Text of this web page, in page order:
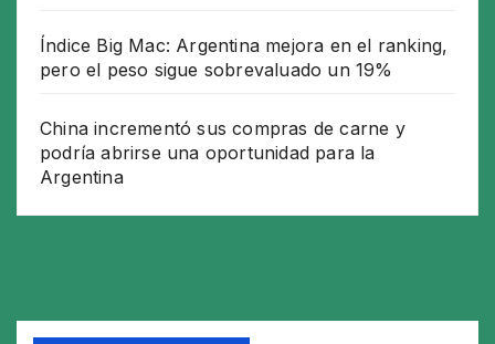
Índice Big Mac: Argentina mejora en el ranking,
pero el peso sigue sobrevaluado un 19%
China incrementó sus compras de carne y
podría abrirse una oportunidad para la
Argentina